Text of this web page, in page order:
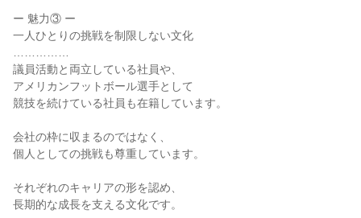
ー 魅力③ ー
一人ひとりの挑戦を制限しない文化
議員活動と両立している社員や、
アメリカンフットボール選手として
競技を続けている社員も在籍しています。
会社の枠に収まるのではなく、
個人としての挑戦も尊重しています。
それぞれのキャリアの形を認め、
長期的な成長を支える文化です。